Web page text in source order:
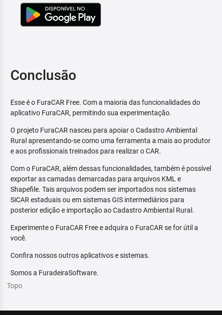
Conclusão
Esse é o FuraCAR Free. Com a maioria das funcionalidades do
aplicativo FuraCAR, permitindo sua experimentação.
O projeto FuraCAR nasceu para apoiar o Cadastro Ambiental
Rural apresentando-se como uma ferramenta a mais ao produtor
e aos profissionais treinados para realizar o CAR.
Com o FuraCAR, além dessas funcionalidades, também é possível
exportar as camadas demarcadas para arquivos KML e
Shapefile. Tais arquivos podem ser importados nos sistemas
SiCAR estaduais ou em sistemas GIS intermediários para
posterior edição e importação ao Cadastro Ambiental Rural.
Experimente o FuraCAR Free e adquira o FuraCAR se for útil a
você.
Confira nossos outros aplicativos e sistemas.
Somos a FuradeiraSoftware.
Topo